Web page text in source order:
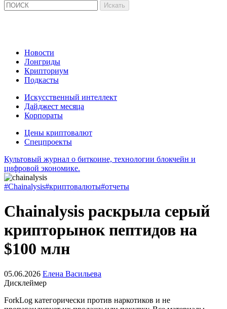
Новости
Лонгриды
Крипториум
Подкасты
Искусственный интеллект
Дайджест месяца
Корпораты
Цены криптовалют
Спецпроекты
Культовый журнал о биткоине, технологии блокчейн и
цифровой экономике.
#Chainalysis#криптовалюты#отчеты
Chainalysis раскрыла серый
крипторынок пептидов на
$100 млн
05.06.2026 Елена Васильева
Дисклеймер
ForkLog категорически против наркотиков и не